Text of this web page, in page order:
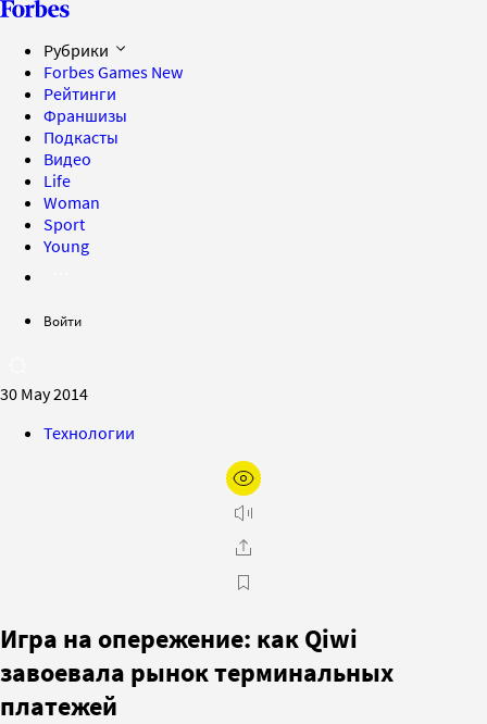
Рубрики
Forbes Games New
Рейтинги
Франшизы
Подкасты
Видео
Life
Woman
Sport
Young
Войти
30 May 2014
Технологии
Игра на опережение: как Qiwi
завоевала рынок терминальных
платежей